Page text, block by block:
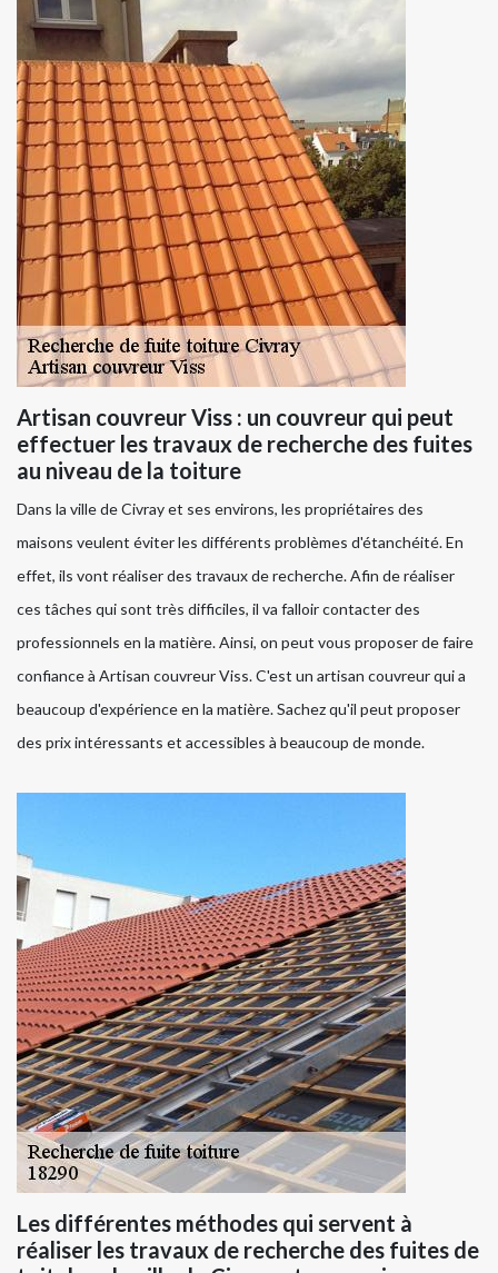
Artisan couvreur Viss : un couvreur qui peut
effectuer les travaux de recherche des fuites
au niveau de la toiture
Dans la ville de Civray et ses environs, les propriétaires des
maisons veulent éviter les différents problèmes d'étanchéité. En
effet, ils vont réaliser des travaux de recherche. Afin de réaliser
ces tâches qui sont très difficiles, il va falloir contacter des
professionnels en la matière. Ainsi, on peut vous proposer de faire
confiance à Artisan couvreur Viss. C'est un artisan couvreur qui a
beaucoup d'expérience en la matière. Sachez qu'il peut proposer
des prix intéressants et accessibles à beaucoup de monde.
Les différentes méthodes qui servent à
réaliser les travaux de recherche des fuites de